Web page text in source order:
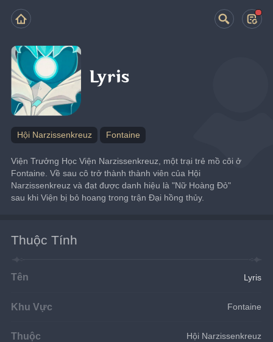
Lyris
Hội Narzissenkreuz Fontaine
Viện Trưởng Học Viện Narzissenkreuz, một trại trẻ mồ côi ở
Fontaine. Về sau cô trở thành thành viên của Hội
Narzissenkreuz và đạt được danh hiệu là "Nữ Hoàng Đỏ"
sau khi Viện bị bỏ hoang trong trận Đại hồng thủy.
Thuộc Tính
Tên Lyris
Khu Vực Fontaine
Thuộc Hội Narzissenkreuz